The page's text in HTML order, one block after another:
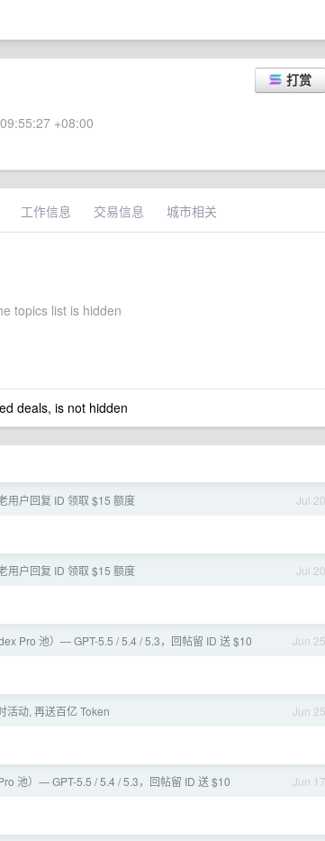
打赏
+08:00
工作信息 交易信息 城市相关
topics list is hidden
deals, is not hidden
Jul 20
用户回复 ID 领取 $15 额度
Jul 20
用户回复 ID 领取 $15 额度
Jun 25
Pro 池）— GPT-5.5 / 5.4 / 5.3，回帖留 ID 送 $10
Jun 25
活动, 再送百亿 Token
Jun 17
池）— GPT-5.5 / 5.4 / 5.3，回帖留 ID 送 $10